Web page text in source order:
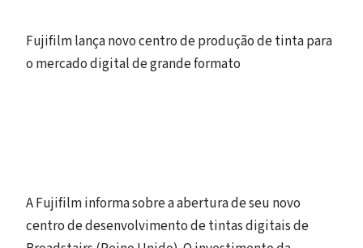
Fujifilm lança novo centro de produção de tinta para
o mercado digital de grande formato
A Fujifilm informa sobre a abertura de seu novo
centro de desenvolvimento de tintas digitais de